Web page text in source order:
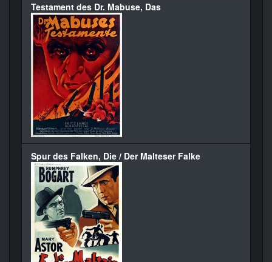
Testament des Dr. Mabuse, Das
Spur des Falken, Die / Der Malteser Falke